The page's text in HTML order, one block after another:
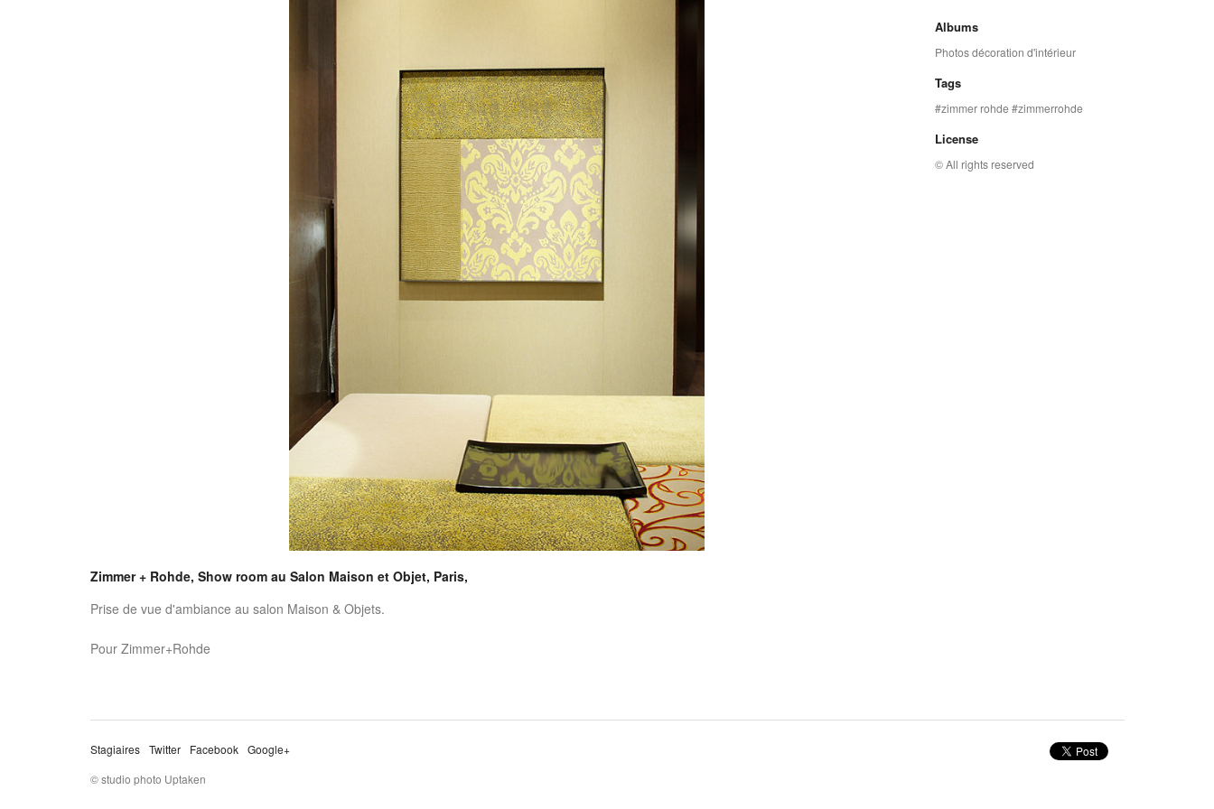
Zimmer + Rohde, Show room au Salon Maison et Objet, Paris,
Prise de vue d'ambiance au salon Maison & Objets.
Pour Zimmer+Rohde
Albums
Photos décoration d'intérieur
Tags
zimmer rohde zimmerrohde
License
© All rights reserved
Stagiaires Twitter Facebook
Google+
© studio photo Uptaken